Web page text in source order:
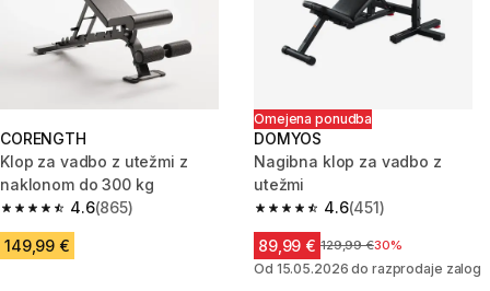
CORENGTH
Klop za vadbo z utežmi z
naklonom do 300 kg
4.6
4.6 od 5 zvezdic from 865 ocene
(865)
149,99 €
Omejena ponudba
DOMYOS
Nagibna klop za vadbo z
utežmi
4.6
4.6 od 5 zvezdic from 451
(451)
89,99 € Cena pred znižanjem
129,99 €30%
Od 15.05.2026 do razprodaje zalog